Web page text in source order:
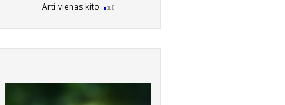
Arti vienas kito